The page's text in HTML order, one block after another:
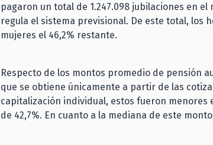
pagaron un total de 1.247.098 jubilaciones en el
regula el sistema previsional. De este total, los
mujeres el 46,2% restante.
Respecto de los montos promedio de pensión
que se obtiene únicamente a partir de las
capitalización individual, estos fueron
de 42,7%. En cuanto a la mediana de este